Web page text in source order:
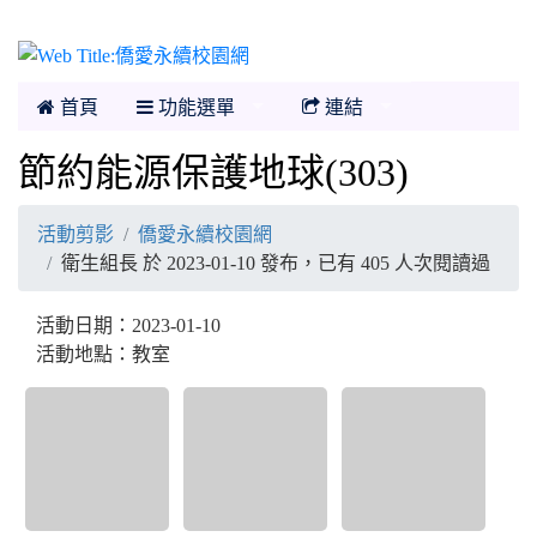
首頁 功能選單 連結
節約能源保護地球(303)
活動剪影
僑愛永續校園網
衛生組長 於 2023-01-10 發布，已有 405 人次閱讀過
活動日期：2023-01-10
活動地點：教室